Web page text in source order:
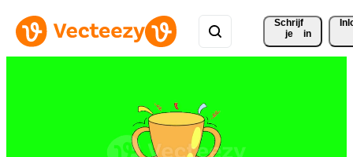
Schrijf
je
in